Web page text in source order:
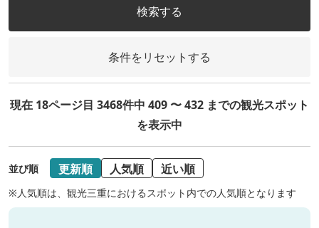
検索する
条件をリセットする
現在 18ページ目 3468件中 409 〜 432 までの観光スポット
を表示中
並び順 更新順 人気順 近い順
※人気順は、観光三重におけるスポット内での人気順となります